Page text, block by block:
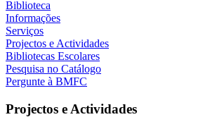
Biblioteca
Informações
Serviços
Projectos e Actividades
Bibliotecas Escolares
Pesquisa no Catálogo
Pergunte à BMFC
Projectos e Actividades